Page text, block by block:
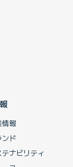
情報
ド
ナビリティ